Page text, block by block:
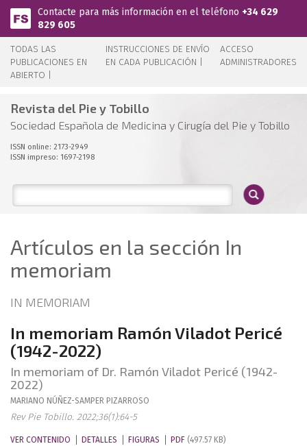
Pasar al contenido principal
Contacte para más información en el teléfono +34 629
829 605
TODAS LAS
PUBLICACIONES EN
ABIERTO |
INSTRUCCIONES DE ENVÍO
EN CADA PUBLICACIÓN |
ACCESO
ADMINISTRADORES
Revista del Pie y Tobillo
Sociedad Española de Medicina y Cirugía del Pie y Tobillo
ISSN online: 2173-2949
ISSN impreso: 1697-2198
Artículos en la sección In
memoriam
IN MEMORIAM
In memoriam Ramón Viladot Pericé
(1942-2022)
In memoriam of Dr. Ramón Viladot Pericé (1942-
2022)
MARIANO NÚÑEZ-SAMPER PIZARROSO
Rev Pie Tobillo. 2022;36(1):64-5
VER CONTENIDO DETALLES FIGURAS PDF (497.57 KB)